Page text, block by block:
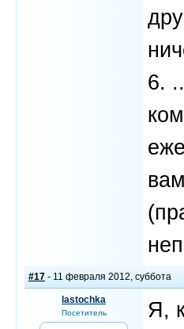
6.
#17 - 11 февраля 2012, суббота
lastochka
Посетитель
Я,